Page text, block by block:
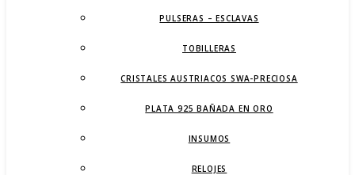
PULSERAS – ESCLAVAS
TOBILLERAS
CRISTALES AUSTRIACOS SWA-PRECIOSA
PLATA 925 BAÑADA EN ORO
INSUMOS
RELOJES